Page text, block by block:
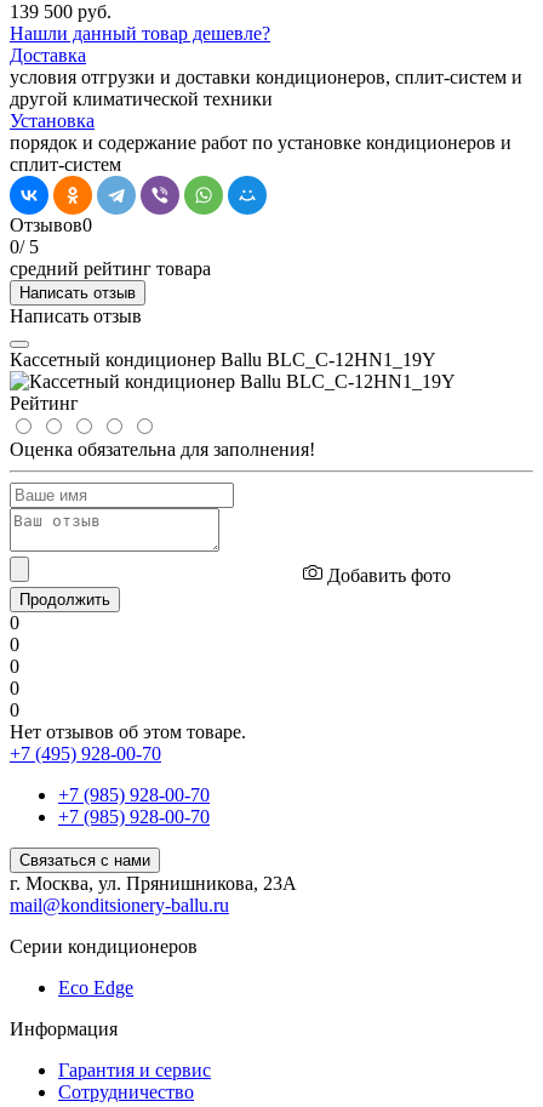
139 500 руб.
Нашли данный товар дешевле?
Доставка
условия отгрузки и доставки кондиционеров, сплит-систем и
другой климатической техники
Установка
порядок и содержание работ по установке кондиционеров и
сплит-систем
Отзывов0
0/ 5
средний рейтинг товара
Написать отзыв
Написать отзыв
Кассетный кондиционер Ballu BLC_C-12HN1_19Y
Рейтинг
Оценка обязательна для заполнения!
Добавить фото
Продолжить
0
0
0
0
0
Нет отзывов об этом товаре.
+7 (495) 928-00-70
+7 (985) 928-00-70
+7 (985) 928-00-70
Связаться с нами
г. Москва, ул. Прянишникова, 23А
mail@konditsionery-ballu.ru
Серии кондиционеров
Eco Edge
Информация
Гарантия и сервис
Сотрудничество